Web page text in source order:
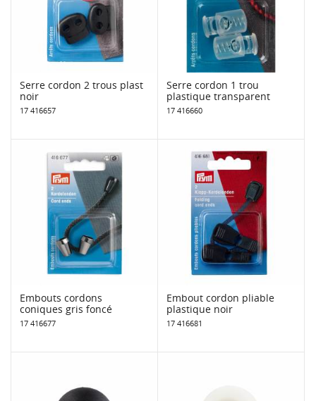
Serre cordon 2 trous plast
noir
17 416657
Serre cordon 1 trou
plastique transparent
17 416660
Embouts cordons
coniques gris foncé
17 416677
Embout cordon pliable
plastique noir
17 416681